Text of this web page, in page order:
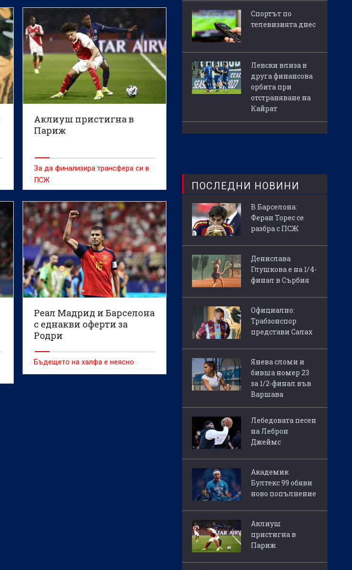
Аклиуш пристигна в
Париж
За да финализира трансфера си в
ПСЖ
Реал Мадрид и Барселона
с еднакви оферти за
Родри
Бъдещето на халфа е неясно
Спортът по
телевизията днес
Левски влиза в
друга финансова
орбита при
отстраняване на
Кайрат
ПОСЛЕДНИ НОВИНИ
В Барселона:
Феран Торес се
разбра с ПСЖ
Денислава
Глушкова е на 1/4-
финал в Сърбия
Официално:
Трабзонспор
представи Салах
Янева сломи и
бивша номер 23
за 1/2-финал във
Варшава
Лебедовата песен
на Леброн
Джеймс
Академик
Бултекс 99 обяви
ново попълнение
Аклиуш
пристигна в
Париж